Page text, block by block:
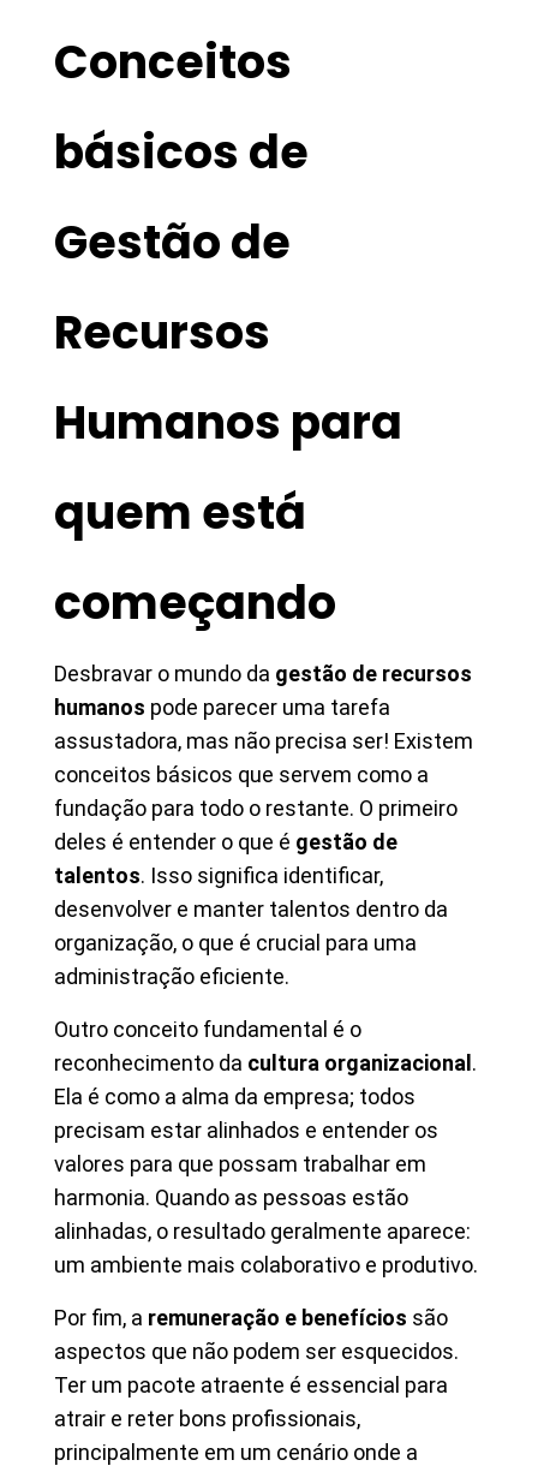
Conceitos
básicos de
Gestão de
Recursos
Humanos para
quem está
começando
Desbravar o mundo da gestão de recursos
humanos pode parecer uma tarefa
assustadora, mas não precisa ser! Existem
conceitos básicos que servem como a
fundação para todo o restante. O primeiro
deles é entender o que é gestão de
talentos. Isso significa identificar,
desenvolver e manter talentos dentro da
organização, o que é crucial para uma
administração eficiente.
Outro conceito fundamental é o
reconhecimento da cultura organizacional .
Ela é como a alma da empresa; todos
precisam estar alinhados e entender os
valores para que possam trabalhar em
harmonia. Quando as pessoas estão
alinhadas, o resultado geralmente aparece:
um ambiente mais colaborativo e produtivo.
Por fim, a remuneração e benefícios são
aspectos que não podem ser esquecidos.
Ter um pacote atraente é essencial para
atrair e reter bons profissionais,
principalmente em um cenário onde a